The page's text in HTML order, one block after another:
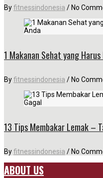
Byfitnessindonesia /No
1 Makanan Sehat yang
Byfitnessindonesia /No
13 Tips Membakar Lemak –
Byfitnessindonesia / No
ABOUT US